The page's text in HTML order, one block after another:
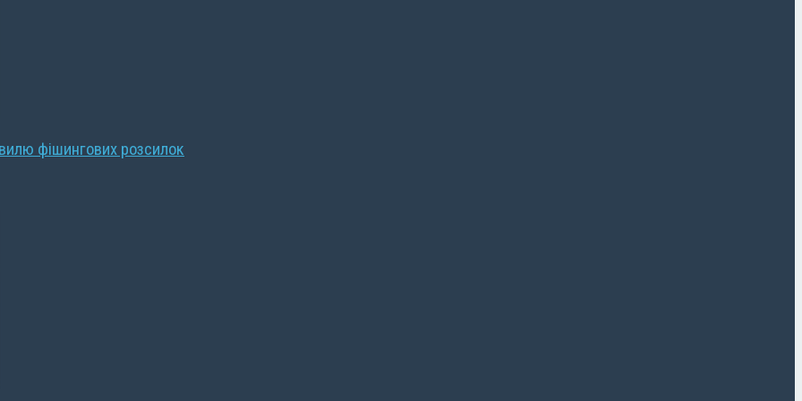
фішингових розсилок